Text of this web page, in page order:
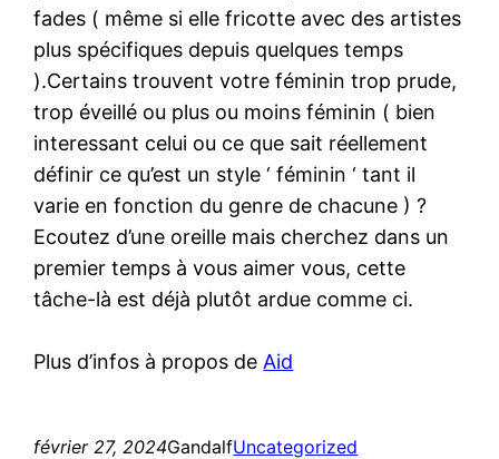
fades ( même si elle fricotte avec des artistes
plus spécifiques depuis quelques temps
).Certains trouvent votre féminin trop prude,
trop éveillé ou plus ou moins féminin ( bien
interessant celui ou ce que sait réellement
définir ce qu’est un style ‘ féminin ‘ tant il
varie en fonction du genre de chacune ) ?
Ecoutez d’une oreille mais cherchez dans un
premier temps à vous aimer vous, cette
tâche-là est déjà plutôt ardue comme ci.
Plus d’infos à propos de Aid
février 27, 2024GandalfUncategorized